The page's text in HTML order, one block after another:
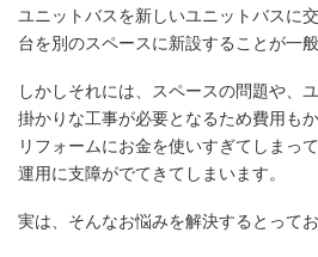
ユニットバスを新しいユニットバスに
台を別のスペースに新設することが一
しかしそれには、スペースの問題や、
掛かりな工事が必要となるため費用も
リフォームにお金を使いすぎてしまっ
運用に支障がでてきてしまいます。
実は、そんなお悩みを解決するとって